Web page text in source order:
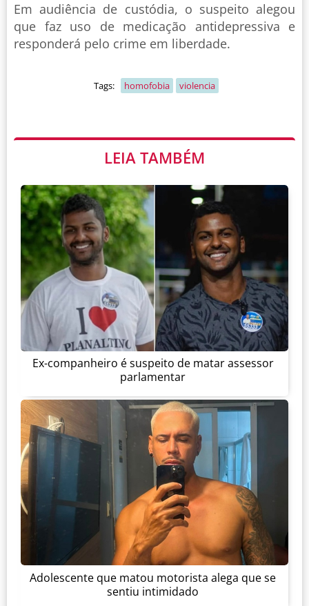
Em audiência de custódia, o suspeito alegou
que faz uso de medicação antidepressiva e
responderá pelo crime em liberdade.
Tags: homofobia violencia
LEIA TAMBÉM
Ex-companheiro é suspeito de matar assessor
parlamentar
Adolescente que matou motorista alega que se
sentiu intimidado